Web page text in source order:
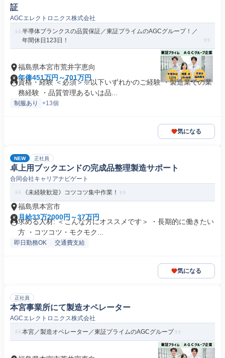
証
AGCエレクトロニクス株式会社
半導体ブランクスの品質保証／東証プライムのAGCグループ！／
年間休日123日！
福島県本宮市荒井字恵向
年俸451万円～701万円
資格・経験 ＜必須＞※以下いずれかのご経験 ・製造業での業
務経験 ・品質管理あるいは品...
制服あり +13個
気になる
NEW 正社員
卓上用ブックエンドの完成品整理製造サポート
合同会社キャリアナビゲート
《未経験歓迎》コツコツ集中作業！
福島県本宮市
月給33万2000円～37万円
求める人材: ＜こんな方にオススメです＞ ・長期的に働きたい
方 ・コツコツ・モクモク...
即日勤務OK 交通費支給
気になる
正社員
本宮事業所にて製造オペレーター
AGCエレクトロニクス株式会社
本宮／製造オペレーター／東証プライムのAGCグループ